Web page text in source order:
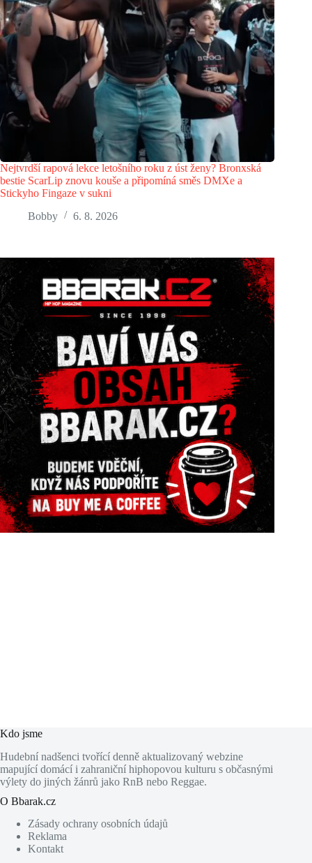
Nejtvrdší rapová lekce letošního roku z úst ženy? Bronxská
bestie ScarLip znovu kouše a připomíná směs DMXe a
Stickyho Fingaze v sukni
Bobby
6. 8. 2026
Kdo jsme
Hudební nadšenci tvořící denně aktualizovaný webzine
mapující domácí i zahraniční hiphopovou kulturu s občasnými
výlety do jiných žánrů jako RnB nebo Reggae.
O Bbarak.cz
Zásady ochrany osobních údajů
Reklama
Kontakt